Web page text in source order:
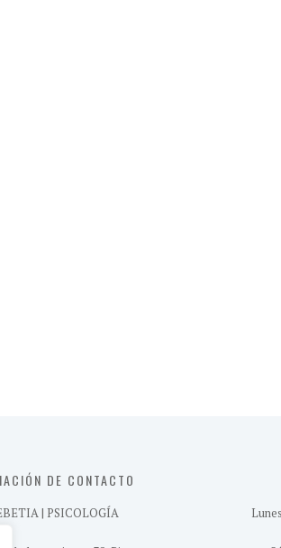
DE CONTACTO
| PSICOLOGÍA